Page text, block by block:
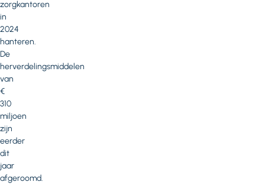
zorgkantoren
in
2024
hanteren.
De
herverdelingsmiddelen
van
€
310
miljoen
zijn
eerder
dit
jaar
afgeroomd.